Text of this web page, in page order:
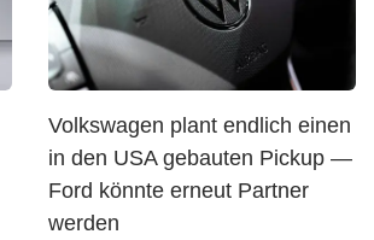
Volkswagen plant endlich einen
in den USA gebauten Pickup —
Ford könnte erneut Partner
werden